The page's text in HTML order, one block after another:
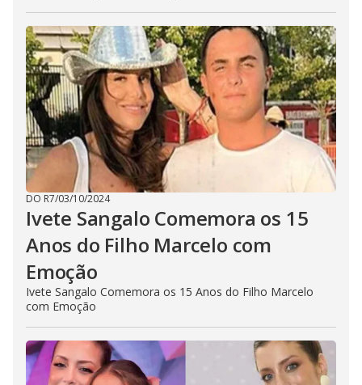
DO R7/03/10/2024
Ivete Sangalo Comemora os 15
Anos do Filho Marcelo com
Emoção
Ivete Sangalo Comemora os 15 Anos do Filho Marcelo
com Emoção